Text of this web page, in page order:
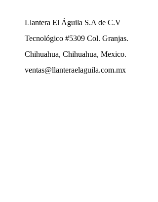
Llantera El Águila S.A de C.V
Tecnológico #5309 Col. Granjas.
Chihuahua, Chihuahua, Mexico.
ventas@llanteraelaguila.com.mx